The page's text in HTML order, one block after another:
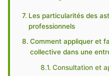
Les particularités des
professionnels
Comment appliquer et
collective dans une
Consultation et